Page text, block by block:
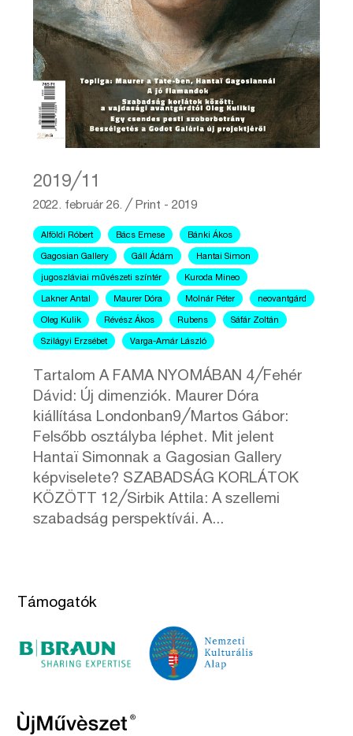
2019╱11
2022. február 26. ╱Print - 2019
Alföldi Róbert Bács Emese Bánki Ákos
Gagosian Gallery Gáll Ádám Hantai Simon
jugoszláviai művészeti színtér Kuroda Mineo
Lakner Antal Maurer Dóra Molnár Péter neovantgárd
Oleg Kulik Révész Ákos Rubens Sáfár Zoltán
Szilágyi Erzsébet Varga-Amár László
Tartalom A FAMA NYOMÁBAN 4╱Fehér
Dávid: Új dimenziók. Maurer Dóra
kiállítása Londonban9╱Martos Gábor:
Felsőbb osztályba léphet. Mit jelent
Hantaï Simonnak a Gagosian Gallery
képviselete? SZABADSÁG KORLÁTOK
KÖZÖTT 12╱Sirbik Attila: A szellemi
szabadság perspektívái. A...
Támogatók